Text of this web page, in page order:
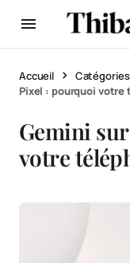
Accueil Catégories
Pixel : pourquoi
Gemini
votre